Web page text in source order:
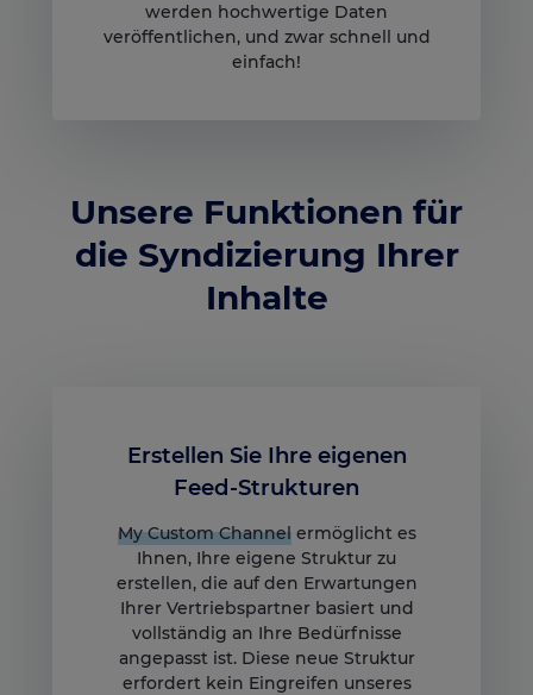
werden hochwertige Daten
veröffentlichen, und zwar schnell und
einfach!
Unsere Funktionen für
die Syndizierung Ihrer
Inhalte
Erstellen Sie Ihre eigenen
Feed-Strukturen
My Custom Channelermöglicht es
Ihnen, Ihre eigene Struktur zu
erstellen, die auf den Erwartungen
Ihrer Vertriebspartner basiert und
vollständig an Ihre Bedürfnisse
angepasst ist. Diese neue Struktur
erfordert kein Eingreifen unseres